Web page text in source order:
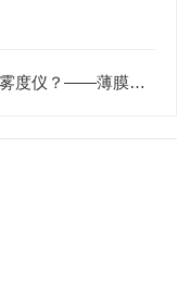
如何为您的材料选择最合适的透光率雾度仪？——薄膜、板材、液体全指南